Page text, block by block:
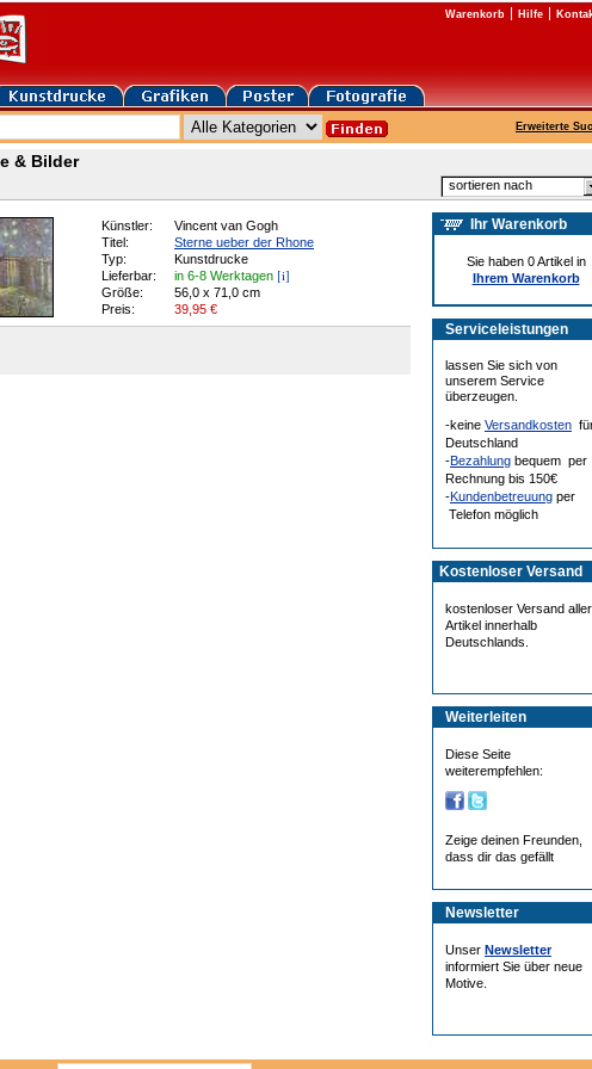
Warenkorb Hilfe
Erweiterte
& Bilder
sortieren nach
Künstler:
Vincent van Gogh
Titel:
Sterne ueber der Rhone
Typ:
Kunstdrucke
Lieferbar:
in 6-8 Werktagen [i]
Größe:
56,0 x 71,0 cm
Preis:
39,95 €
Ihr Warenkorb
Sie haben 0 Artikel in
Ihrem Warenkorb
Serviceleistungen
lassen Sie sich von
unserem Service
überzeugen.
-keine Versandkosten
Deutschland
-Bezahlung bequem per
Rechnung bis 150€
-Kundenbetreuung per
Telefon möglich
Kostenloser Versand
kostenloser Versand aller
Artikel innerhalb
Deutschlands.
Weiterleiten
Diese Seite
weiterempfehlen:
Zeige deinen Freunden,
dass dir das gefällt
Newsletter
Unser Newsletter
informiert Sie über neue
Motive.